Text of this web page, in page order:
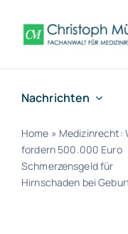
Inhalt
springen
Nachrichten
Home » Medizinrecht:
fordern 500.000 Euro
Schmerzensgeld für
Hirnschaden bei